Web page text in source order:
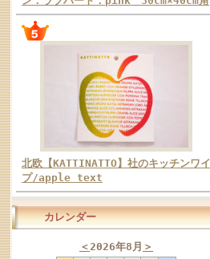
北欧【KATTINATTO】社のキッチンワイ
プ/apple text
カレンダー
＜2026年8月 ＞